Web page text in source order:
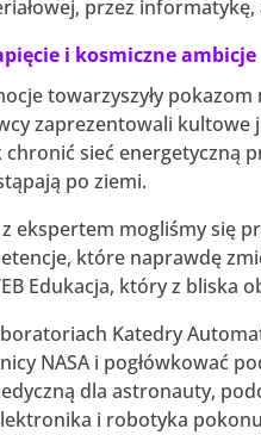
przez
i kosmiczne ambicje
towarzyszyły
zaprezentowali kultowe
sieć energetyczną
po ziemi.
z ekspertem mogliśmy się
które naprawdę
Edukacja, który z bliska
Katedry
NASA i pogłówkować
dla astronauty,
i robotyka